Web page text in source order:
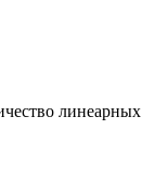
линеарных